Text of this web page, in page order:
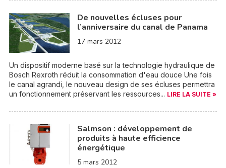
De nouvelles écluses pour
l’anniversaire du canal de Panama
17 mars 2012
Un dispositif moderne basé sur la technologie hydraulique de
Bosch Rexroth réduit la consommation d'eau douce Une fois
le canal agrandi, le nouveau design de ses écluses permettra
un fonctionnement préservant les ressources... LIRE LA SUITE »
Salmson : développement de
produits à haute efficience
énergétique
5 mars 2012